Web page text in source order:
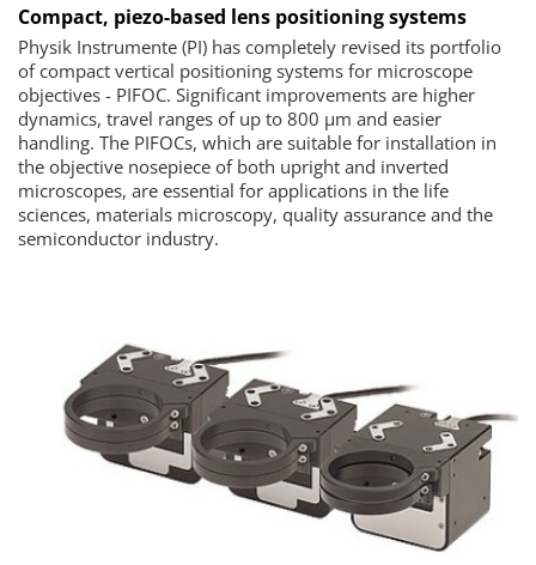
Compact, piezo-based lens positioning systems
Physik Instrumente (PI) has completely revised its portfolio
of compact vertical positioning systems for microscope
objectives - PIFOC. Significant improvements are higher
dynamics, travel ranges of up to 800 µm and easier
handling. The PIFOCs, which are suitable for installation in
the objective nosepiece of both upright and inverted
microscopes, are essential for applications in the life
sciences, materials microscopy, quality assurance and the
semiconductor industry.